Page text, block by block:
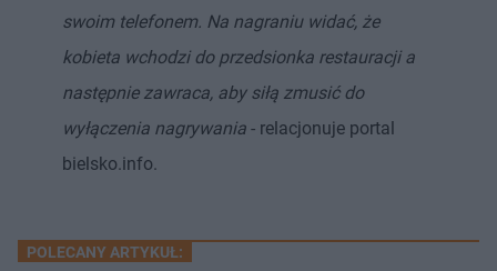
swoim telefonem. Na nagraniu widać, że
kobieta wchodzi do przedsionka restauracji a
następnie zawraca, aby siłą zmusić do
wyłączenia nagrywania - relacjonuje portal
bielsko.info.
POLECANY ARTYKUŁ: